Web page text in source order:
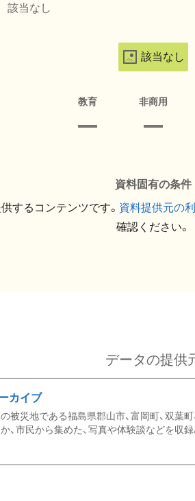
該当なし
該当なし
教育 非商用
資料固有の条件
するコンテンツです。 資料提供元の
確認ください。
データの提供
カイブ
被災地である福島県郡山市、富岡町、双葉
、市民から集めた、写真や体験談などを収録